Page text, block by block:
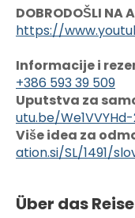
DOBRODOŠLI NA
https://
Informacije i
+386 593 39 509
Uputstva za
utu.be/
Više idea za
ation.si/SL/1491/
Über das